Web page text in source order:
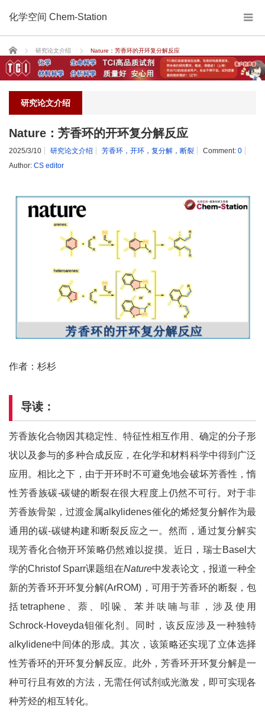
化学空间 Chem-Station
Home 研究论文介绍 Nature：芳香环的开环复分解反应
研究论文介绍
Nature：芳香环的开环复分解反应
2025/3/10 研究论文介绍 芳香环，开环，复分解，断裂 Comment: 0
Author: CS editor
作者：杉杉
导读：
芳香族化合物因其稳定性、特征性相互作用、确定的分子形
状以及参与的多种合成反应，在化学和材料科学中得到广泛
应用。相比之下，由于开环时不可避免地会破坏芳香性，惰
性芳香族碳-碳键的断裂在很大程度上仍然不可行。对于非
芳香族骨架，过渡金属alkylidenes催化的烯烃复分解作为最
通用的碳-碳键构建和断裂反应之一。然而，通过复分解实
现芳香化合物开环策略仍然难以捉摸。近日，瑞士Basel大
学的Christof Sparr课题组在Nature中发表论文，报道一种全
新的芳香环开环复分解(ArROM)，可用于芳香环的断裂，包
括tetraphene、萘、吲哚、苯并呋喃与菲，涉及使用
Schrock-Hoveyda钼催化剂。同时，该反应涉及一种独特
alkylidene中间体的形成。其次，该策略还实现了立体选择
性芳香环的开环复分解反应。此外，芳香环开环复分解是一
种可行且有效的方法，无需任何试剂或光激发，即可实现各
种芳烃的相互转化。